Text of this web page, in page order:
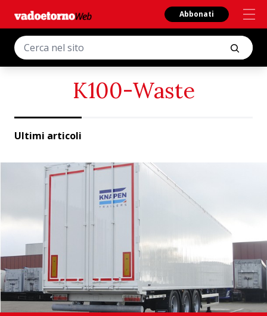
Abbonati
K100-Waste
Ultimi articoli